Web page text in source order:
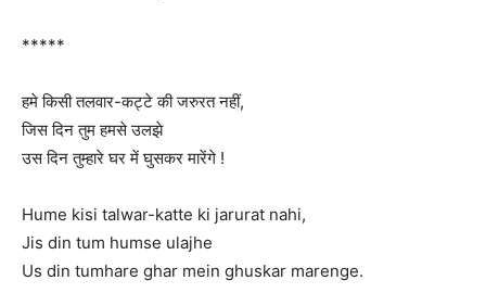
*****
हमे किसी तलवार-कट्टे की जरुरत नहीं,
जिस दिन तुम हमसे उलझे
उस दिन तुम्हारे घर में घुसकर मारेंगे !
Hume kisi talwar-katte ki jarurat nahi,
Jis din tum humse ulajhe
Us din tumhare ghar mein ghuskar marenge.